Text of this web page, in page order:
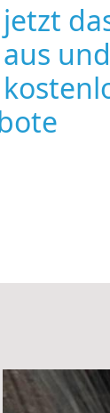
und